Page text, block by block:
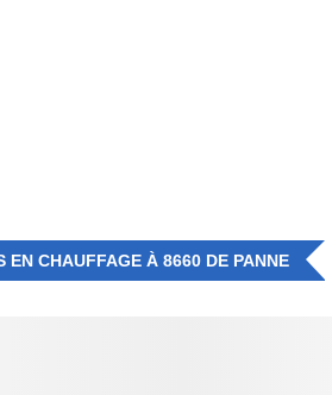
EN CHAUFFAGE À 8660 DE PANNE